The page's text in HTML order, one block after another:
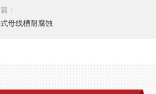
：
母线槽耐腐蚀